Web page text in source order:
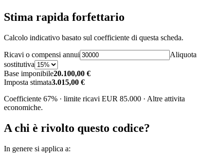
Stima rapida forfettario
Calcolo indicativo basato sul coefficiente di questa scheda.
Ricavi o compensi annui
Aliquota
sostitutiva
Base imponibile20.100,00 €
Imposta stimata3.015,00 €
Coefficiente 67% · limite ricavi EUR 85.000 · Altre attivita
economiche.
A chi è rivolto questo codice?
In genere si applica a: